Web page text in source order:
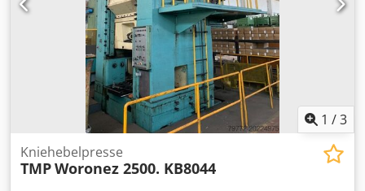
Ust.Indent.Nr. Zwischenverkauf vorbehalten. Besuchen Sie
unseren Shop und sehen Sie sich auch unsere weiteren
Angebote an. Angegebene Firmennamen und
Warenzeichen sind Eigentum Ihrer Inhaber und dienen
lediglich zur Identifikation und Beschreibung der Produkte.
Abweichungen von technischen Daten sowie Irrtümer in
der Beschreibung des Artikels können passieren und
bleiben vorbehalten.
1 /3
Kniehebelpresse
TMPWoronez 2500. KB8044